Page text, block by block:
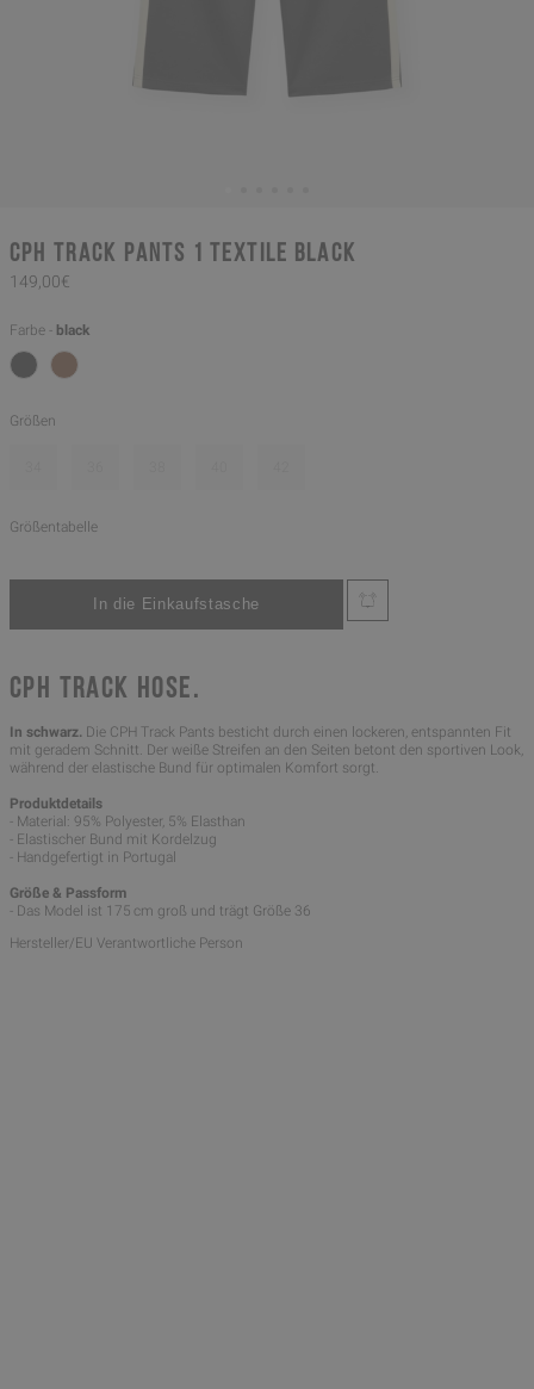
CPH TRACK PANTS 1 textile black
149,00€
Farbe - black
Größen
Größentabelle
CPH TRACK HOSE.
In schwarz. Die CPH Track Pants besticht durch einen lockeren, entspannten Fit
mit geradem Schnitt. Der weiße Streifen an den Seiten betont den sportiven Look,
während der elastische Bund für optimalen Komfort sorgt.
Produktdetails
- Material: 95% Polyester, 5% Elasthan
- Elastischer Bund mit Kordelzug
- Handgefertigt in Portugal
Größe & Passform
- Das Model ist 175 cm groß und trägt Größe 36
Hersteller/EU Verantwortliche Person